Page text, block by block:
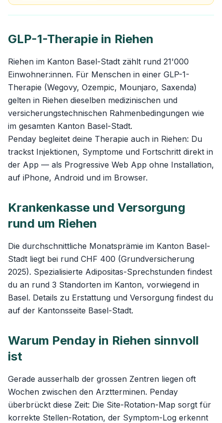
GLP-1-Therapie in Riehen
Riehen im Kanton Basel-Stadt zählt rund 21'000
Einwohner:innen. Für Menschen in einer GLP-1-
Therapie (Wegovy, Ozempic, Mounjaro, Saxenda)
gelten in Riehen dieselben medizinischen und
versicherungstechnischen Rahmenbedingungen wie
im gesamten Kanton Basel-Stadt.
Penday begleitet deine Therapie auch in Riehen: Du
trackst Injektionen, Symptome und Fortschritt direkt in
der App — als Progressive Web App ohne Installation,
auf iPhone, Android und im Browser.
Krankenkasse und Versorgung
rund um Riehen
Die durchschnittliche Monatsprämie im Kanton Basel-
Stadt liegt bei rund CHF 400 (Grundversicherung
2025). Spezialisierte Adipositas-Sprechstunden findest
du an rund 3 Standorten im Kanton, vorwiegend in
Basel. Details zu Erstattung und Versorgung findest du
auf der Kantonsseite Basel-Stadt.
Warum Penday in Riehen sinnvoll
ist
Gerade ausserhalb der grossen Zentren liegen oft
Wochen zwischen den Arztterminen. Penday
überbrückt diese Zeit: Die Site-Rotation-Map sorgt für
korrekte Stellen-Rotation, der Symptom-Log erkennt